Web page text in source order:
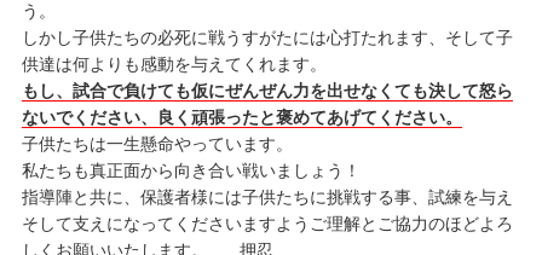
う。
しかし子供たちの必死に戦うすがたには心打たれます、そして子
供達は何よりも感動を与えてくれます。
もし、試合で負けても仮にぜんぜん力を出せなくても決して怒ら
ないでください、良く頑張ったと褒めてあげてください。
子供たちは一生懸命やっています。
私たちも真正面から向き合い戦いましょう！
指導陣と共に、保護者様には子供たちに挑戦する事、試練を与え
そして支えになってくださいますようご理解とご協力のほどよろ
しくお願いいたします。 押忍